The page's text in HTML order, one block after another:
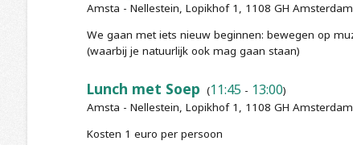
Amsta - Nellestein, Lopikhof 1, 1108 GH
We gaan met iets nieuw beginnen: bewegen op
(waarbij je natuurlijk ook mag gaan staan)
Lunch met Soep (11:45- 13:00)
Amsta - Nellestein, Lopikhof 1, 1108 GH
Kosten 1 euro per persoon